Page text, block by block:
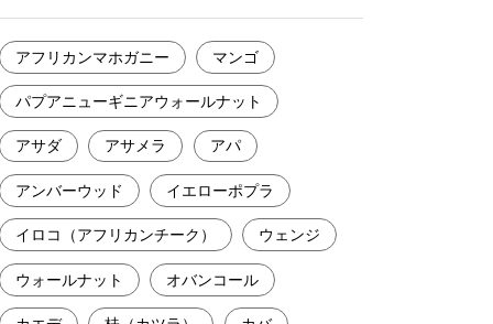
アフリカンマホガニー マンゴ
パプアニューギニアウォールナット
アサダ アサメラ アパ
アンバーウッド イエローポプラ
イロコ（アフリカンチーク） ウェンジ
ウォールナット オバンコール